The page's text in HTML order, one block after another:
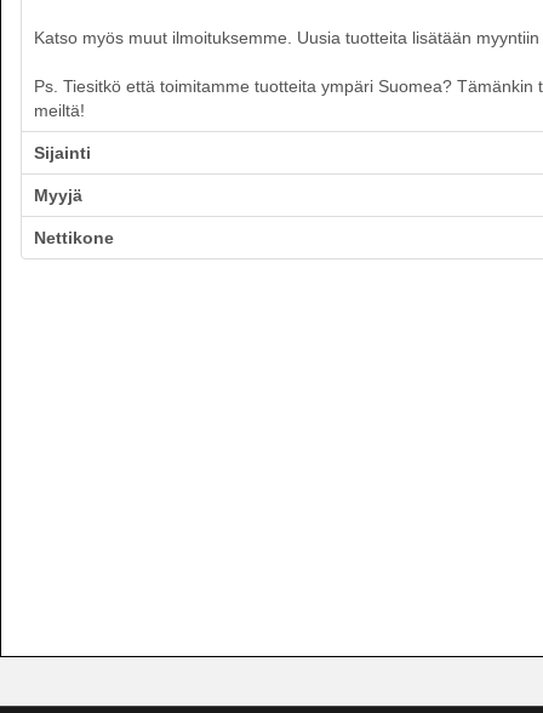
Katso myös muut ilmoituksemme. Uusia tuotteita lisätään
Ps. Tiesitkö että toimitamme tuotteita ympäri Suomea?
meiltä!
Sijainti
Myyjä
Nettikone